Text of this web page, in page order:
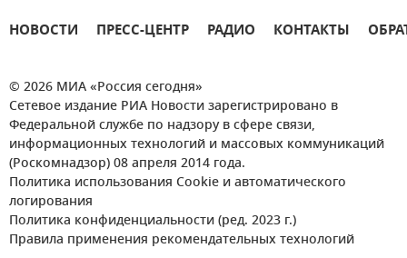
НОВОСТИ ПРЕСС-ЦЕНТР РАДИО КОНТАКТЫ
© 2026 МИА «Россия сегодня»
Сетевое издание РИА Новости зарегистрировано в
Федеральной службе по надзору в сфере связи,
информационных технологий и массовых коммуникаций
(Роскомнадзор) 08 апреля 2014 года.
Политика использования Cookie и автоматического
логирования
Политика конфиденциальности (ред. 2023 г.)
Правила применения рекомендательных технологий